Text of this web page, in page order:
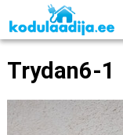
Trydan6-1